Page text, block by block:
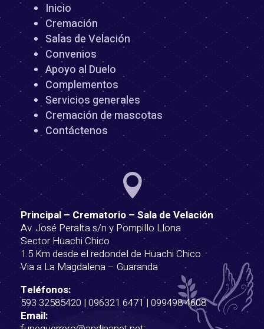
Inicio
Cremación
Salas de Velación
Convenios
Apoyo al Duelo
Complementos
Servicios generales
Cremación de mascotas
Contáctenos

Principal – Crematorio – Sala de Velación
Av. José Peralta s/n y Pompillo Llona
Sector Huachi Chico
1.5 Km desde el redondel de Huachi Chico
Via a La Magdalena – Guaranda
Teléfonos:
593 32585420 | 096321 6471 | 099498 4608
Email: